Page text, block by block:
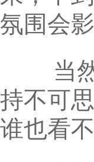
氛围会
当然
持不可
谁也看